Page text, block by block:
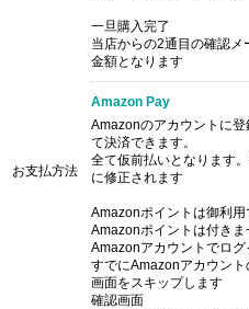
お支払方法
一旦購入完了
当店からの2通目の確認
金額となります
Amazon Pay
Amazonのアカウントに
て決済できます。
全て仮前払いとなります
に修正されます
Amazonポイントは御利用
Amazonポイントは付きま
Amazonアカウントでログ
すでにAmazonアカウン
画面をスキップします
確認画面